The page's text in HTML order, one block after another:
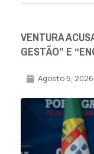
VENTURA
GESTÃO” E
Agosto 5, 2026